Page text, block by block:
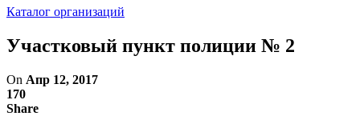
Каталог организаций
Участковый пункт полиции № 2
On Апр 12, 2017
170
Share